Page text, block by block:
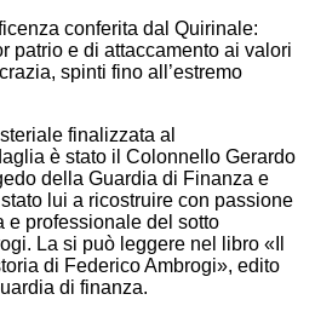
conferita dal Quirinale:
patrio e di attaccamento ai valori
spinti fino all’estremo
finalizzata al
è stato il Colonnello Gerardo
della Guardia di Finanza e
lui a ricostruire con passione
e professionale del sotto
La si può leggere nel libro «Il
di Federico Ambrogi», edito
di finanza.